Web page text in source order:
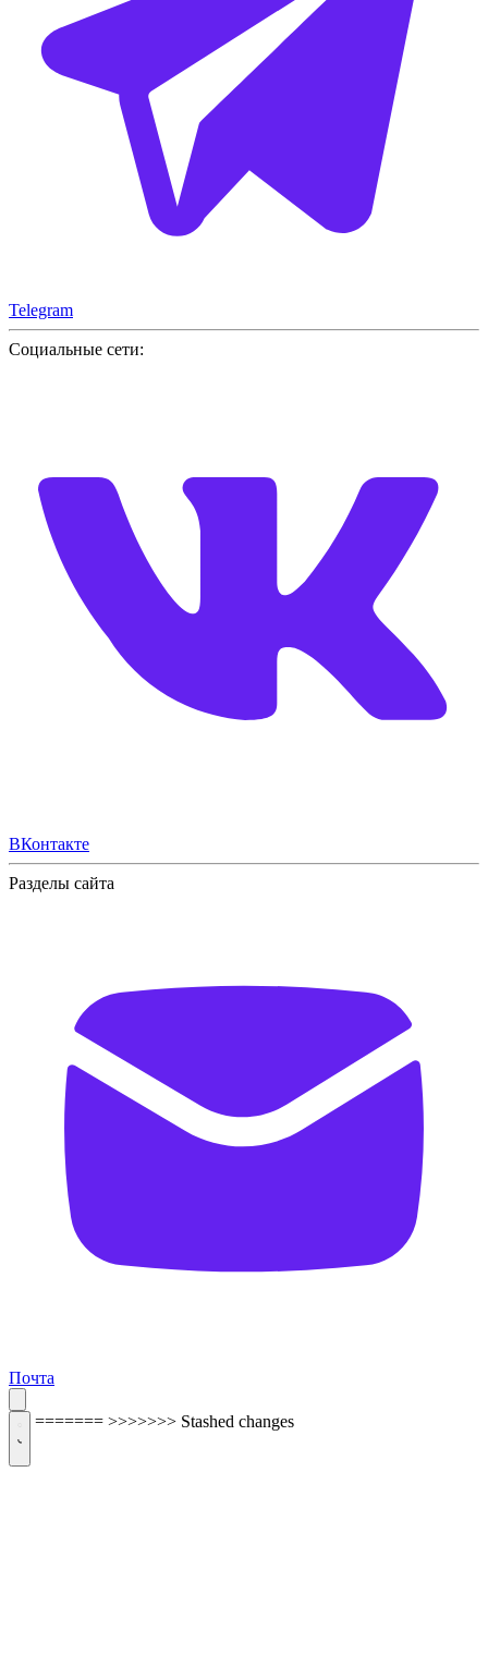
Telegram
Социальные сети:
ВКонтакте
Разделы сайта
Почта
======= >>>>>>> Stashed changes